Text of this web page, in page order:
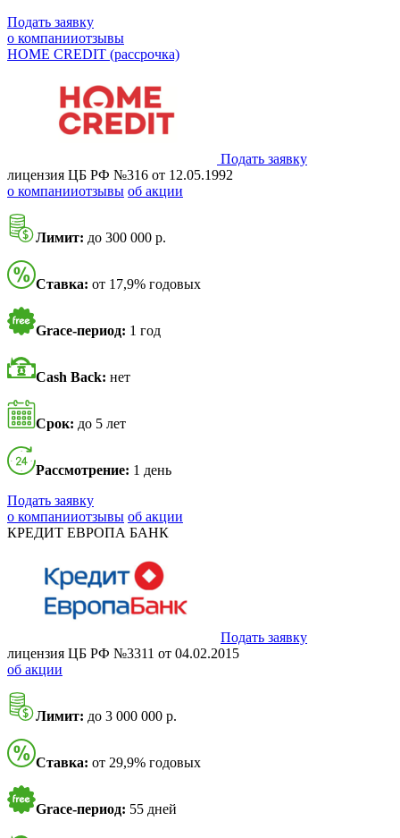
Подать заявку
о компанииотзывы
HOME CREDIT (рассрочка)
Подать заявку
лицензия ЦБ РФ №316 от 12.05.1992
о компанииотзывы об акции
Лимит: до 300 000 р.
Ставка: от 17,9% годовых
Grace-период: 1 год
Cash Back: нет
Срок: до 5 лет
Рассмотрение: 1 день
Подать заявку
о компанииотзывы об акции
КРЕДИТ ЕВРОПА БАНК
Подать заявку
лицензия ЦБ РФ №3311 от 04.02.2015
об акции
Лимит: до 3 000 000 р.
Ставка: от 29,9% годовых
Grace-период: 55 дней